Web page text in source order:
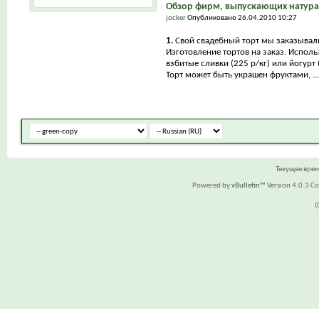
Обзор фирм, выпускающих
jockerОпубликовано 26.04.2010 10:27
1. Свой свадебный торт мы
Изготовление тортов на заказ.
взбитые сливки (225 р/кг) или йогурт
Торт может быть украшен фруктами, ...
Текущее
Powered byvBulletin™ Version 4.0.3